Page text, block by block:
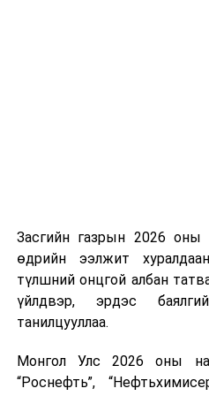
Засгийн газрын 2026
өдрийн ээлжит
түлшний онцгой албан
үйлдвэр, эрдэс
танилцууллаа.
Монгол Улс 2026 оны
“Роснефть”,